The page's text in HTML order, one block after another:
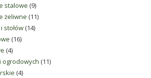
stalowe 99
produktów
żeliwne 1111
stołów 1414
1616
44
produkty
ogrodowych 1111
44